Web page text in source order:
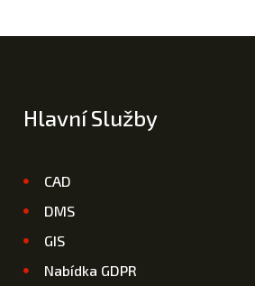
Hlavní Služby
CAD
DMS
GIS
Nabídka GDPR